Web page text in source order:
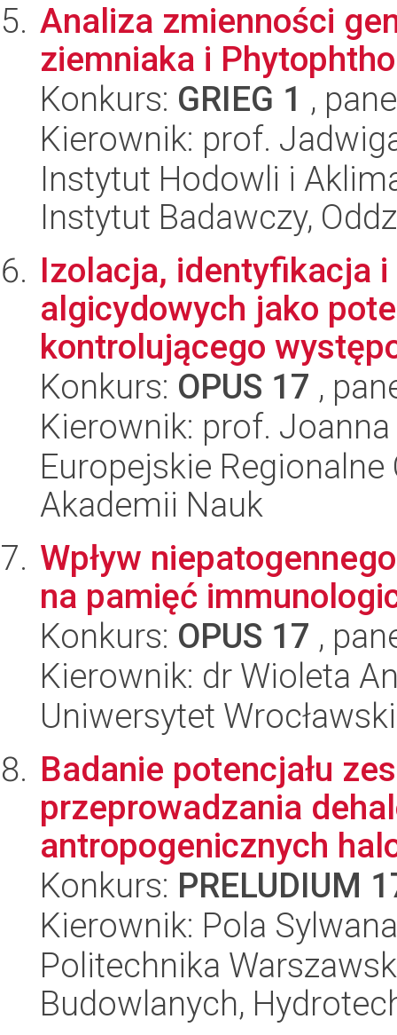
Analiza zmienności
ziemniaka i
Konkurs: GRIEG 1 ,
Kierownik: prof.
Instytut Hodowli i
Instytut Badawczy,
Izolacja, identyfikacja
algicydowych jako
kontrolującego
Konkurs: OPUS 17 ,
Kierownik: prof.
Europejskie
Akademii Nauk
Wpływ
na pamięć
Konkurs: OPUS 17 ,
Kierownik: dr Wioleta
Uniwersytet
Badanie potencjału
przeprowadzania
antropogenicznych
Konkurs: PRELUDIUM
Kierownik: Pola
Politechnika
Budowlanych,